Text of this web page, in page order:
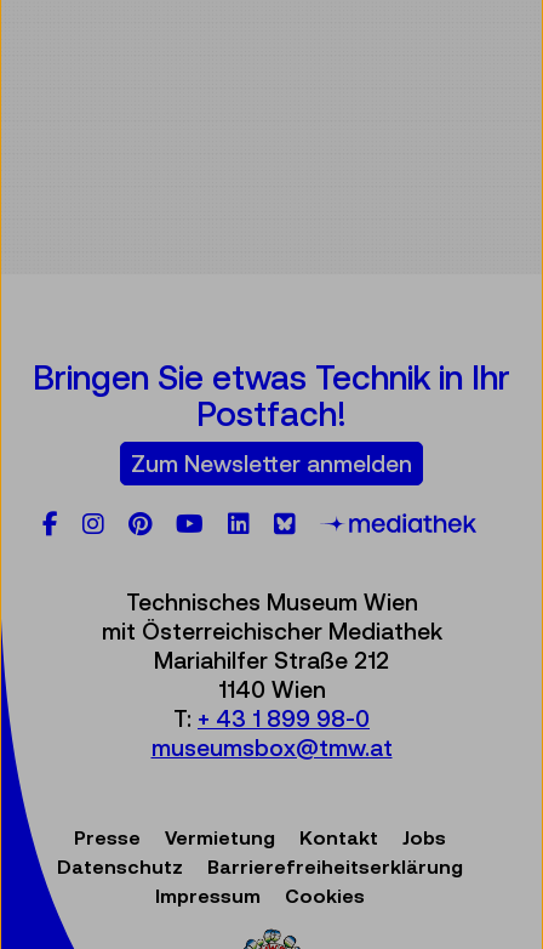
Bringen Sie etwas Technik in Ihr
Postfach!
Zum Newsletter anmelden
Facebook
Instagram
Pinterest
YouTube
LinkedIn
Bluesky
Technisches Museum Wien
mit Österreichischer Mediathek
Mariahilfer Straße 212
1140 Wien
T: + 43 1 899 98-0
museumsbox@tmw.at
Presse Vermietung Kontakt
Jobs
Datenschutz
Barrierefreiheitserklärung
Impressum
Cookies